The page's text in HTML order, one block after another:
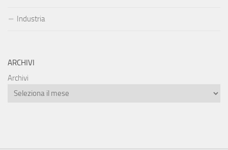
Industria
ARCHIVI
Archivi